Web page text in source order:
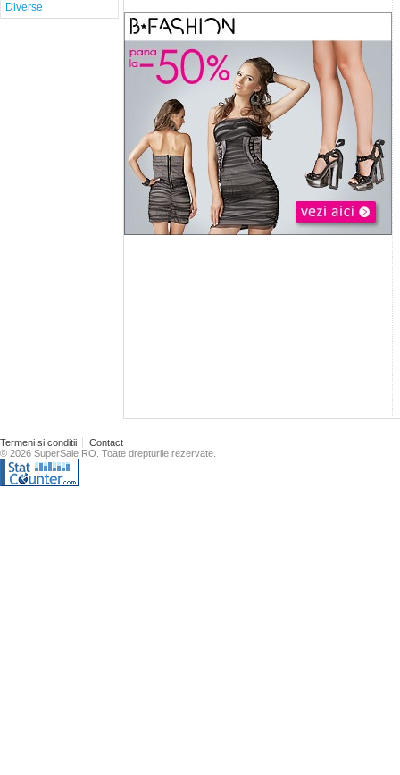
Diverse
Termeni si conditii
Contact
© 2026 SuperSale RO. Toate drepturile rezervate.